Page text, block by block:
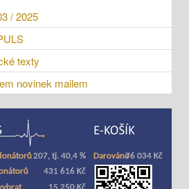
/ 2025
texty
novinek mailem